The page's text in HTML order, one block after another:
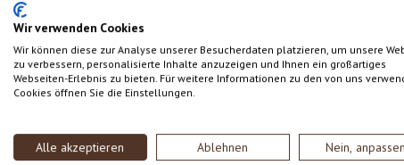
Wir verwenden Cookies
Wir können diese zur Analyse unserer Besucherdaten platzieren, um unsere
zu verbessern, personalisierte Inhalte anzuzeigen und Ihnen ein großartiges
Webseiten-Erlebnis zu bieten. Für weitere Informationen zu den von uns
Cookies öffnen Sie die Einstellungen.
Alle akzeptieren Ablehnen Nein, anpassen
Produktgalerie überspringen